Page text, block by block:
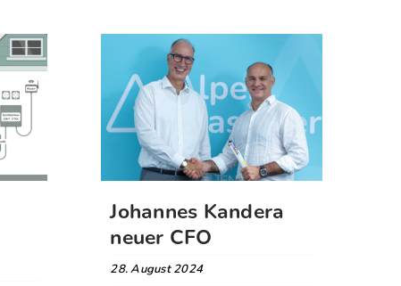
Johannes Kandera
neuer CFO
28. August 2024